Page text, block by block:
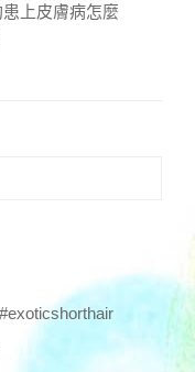
上皮膚病怎麼